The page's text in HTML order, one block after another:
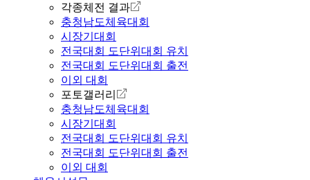
각종체전 결과
충청남도체육대회
시장기대회
전국대회 도단위대회 유치
전국대회 도단위대회 출전
이외 대회
포토갤러리
충청남도체육대회
시장기대회
전국대회 도단위대회 유치
전국대회 도단위대회 출전
이외 대회